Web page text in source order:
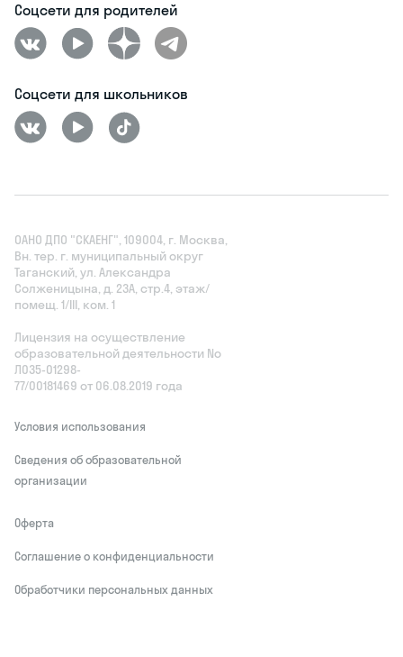
Соцсети для родителей
Соцсети для школьников
ОАНО ДПО "СКАЕНГ", 109004, г. Москва,
Вн. тер. г. муниципальный округ
Таганский, ул. Александра
Солженицына, д. 23А, стр.4, этаж/
помещ. 1/III, ком. 1
Лицензия на осуществление
образовательной деятельности No
Л035‑01298-
77/00181469 от 06.08.2019 года
Условия использования
Сведения об образовательной
организации
Оферта
Соглашение о конфиденциальности
Обработчики персональных данных